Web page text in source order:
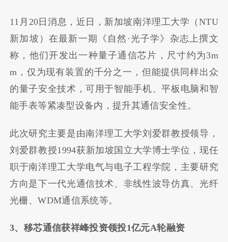
11月20日消息，近日，新加坡南洋理工大学（NTU
新加坡）在最新一期《自然·光子学》杂志上撰文
称，他们开发出一种量子通信芯片，尺寸约为3m
m，仅为现有装置的千分之一，但能提供同样出众
的量子安全技术，可用于智能手机、平板电脑和智
能手表等紧凑型设备内，提升其通信安全性。
此次研究主要是由南洋理工大学刘爱群教授领导，
刘爱群教授1994获新加坡国立大学博士学位，现任
职于南洋理工大学电气与电子工程学院，主要研究
方向是下一代光通信技术、非线性波导仿真、光纤
光栅、WDM通信系统等。
3、移芯通信获祥峰投资领投1亿元A轮融资